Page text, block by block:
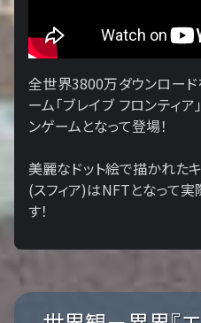
全世界3800万ダウンロード
ーム「ブレイブ フロンティア
ンゲームとなって登場！
美麗なドット絵で描かれた
(スフィア)はNFTとなって実
す！